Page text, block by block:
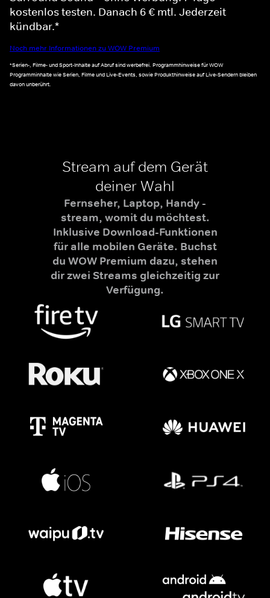
kostenlos testen. Danach 6 € mtl. Jederzeit
kündbar.*
Noch mehr Informationen zu WOW Premium
*Serien-, Filme- und Sport-Inhalte auf Abruf sind werbefrei. Programmhinweise für WOW
Programminhalte wie Serien, Filme und Live-Events, sowie Produkthinweise auf Live-Sendern bleiben
davon unberührt.
Stream auf dem Gerät
deiner Wahl
Fernseher, Laptop, Handy -
stream, womit du möchtest.
Inklusive Download-Funktionen
für alle mobilen Geräte. Buchst
du WOW Premium dazu, stehen
dir zwei Streams gleichzeitig zur
Verfügung.